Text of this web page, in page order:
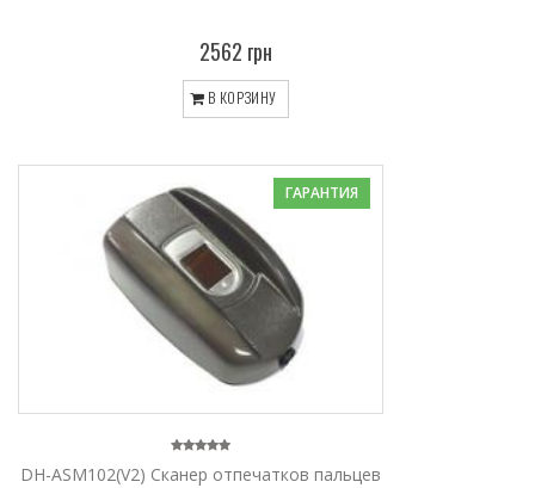
2562 грн
В КОРЗИНУ
ГАРАНТИЯ
DH-ASM102(V2) Сканер отпечатков пальцев